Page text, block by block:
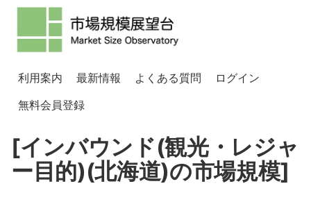
利用案内 最新情報 よくある質問
ログイン
無料会員登録
[インバウンド(観光・レジャ
ー目的)(北海道)の市場規模]